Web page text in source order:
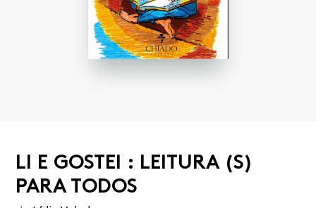
LI E GOSTEI : LEITURA (S)
PARA TODOS